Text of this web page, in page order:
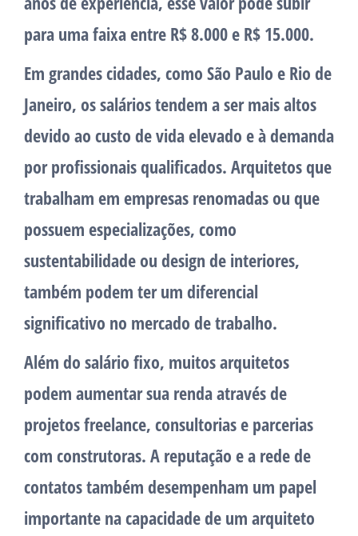
para uma faixa entre R$ 8.000 e R$ 15.000.
Em grandes cidades, como São Paulo e Rio de
Janeiro, os salários tendem a ser mais altos
devido ao custo de vida elevado e à demanda
por profissionais qualificados. Arquitetos que
trabalham em empresas renomadas ou que
possuem especializações, como
sustentabilidade ou design de interiores,
também podem ter um diferencial
significativo no mercado de trabalho.
Além do salário fixo, muitos arquitetos
podem aumentar sua renda através de
projetos freelance, consultorias e parcerias
com construtoras. A reputação e a rede de
contatos também desempenham um papel
importante na capacidade de um arquiteto